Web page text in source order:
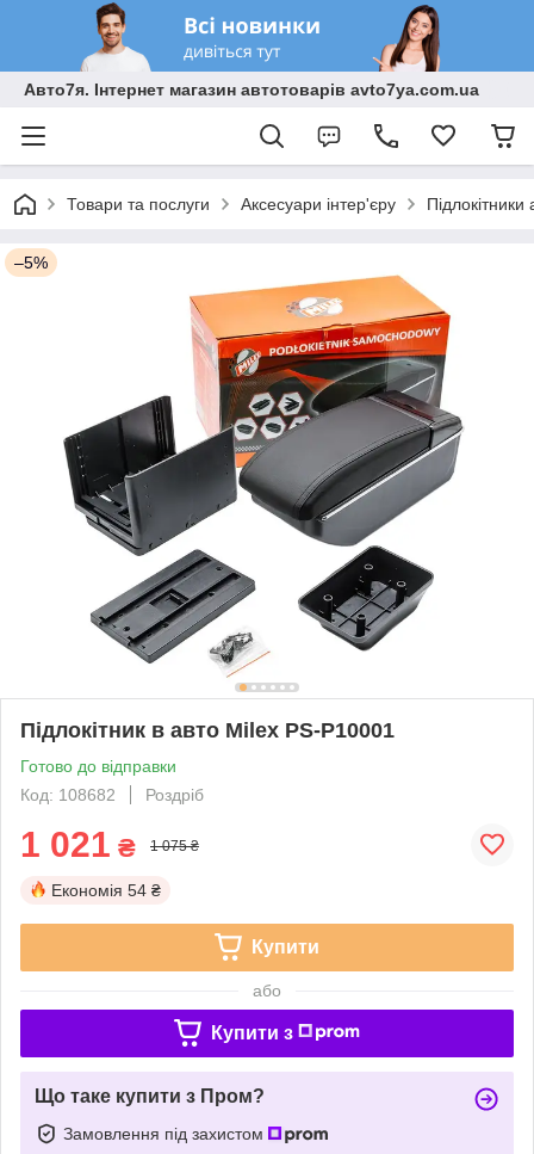
Авто7я. Інтернет магазин автотоварів avto7ya.com.ua
Товари та послуги Аксесуари інтер'єру Підлокітники
–5%
Підлокітник в авто Milex PS-P10001
Готово до відправки
Код: 108682
Роздріб
1 021 ₴ 1 075 ₴
Економія 54 ₴
Купити
або
Купити з
Що таке купити з Пром?
Замовлення під захистом